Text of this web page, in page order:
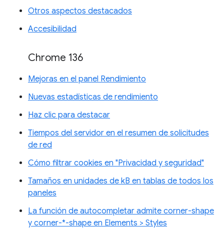
Otros aspectos destacados
Accesibilidad
Chrome 136
Mejoras en el panel Rendimiento
Nuevas estadísticas de rendimiento
Haz clic para destacar
Tiempos del servidor en el resumen de solicitudes
de red
Cómo filtrar cookies en "Privacidad y seguridad"
Tamaños en unidades de kB en tablas de todos los
paneles
La función de autocompletar admite corner-shape
y corner-*-shape en Elements > Styles